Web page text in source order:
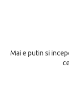
Mai e putin si